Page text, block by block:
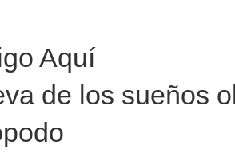
Aquí
de los sueños